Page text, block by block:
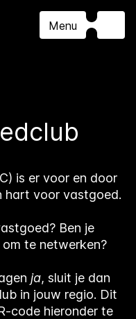
Menu
is er voor en door
hart voor vastgoed.
Ben je
te netwerken?
ja, sluit je dan
in jouw regio. Dit
code hieronder te